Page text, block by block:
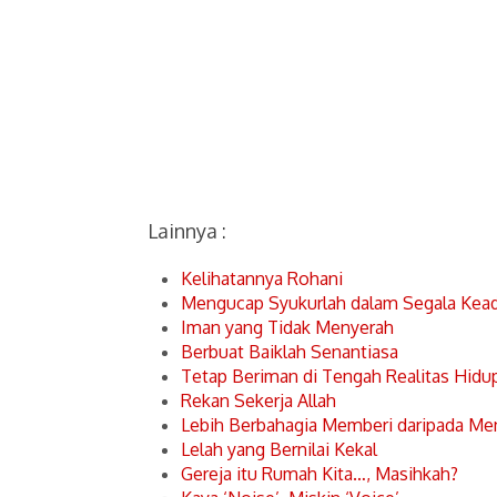
Lainnya :
Kelihatannya Rohani
Mengucap Syukurlah dalam Segala
Iman yang Tidak Menyerah
Berbuat Baiklah Senantiasa
Tetap Beriman di Tengah Realitas
Rekan Sekerja Allah
Lebih Berbahagia Memberi daripada
Lelah yang Bernilai Kekal
Gereja itu Rumah Kita…, Masihkah?